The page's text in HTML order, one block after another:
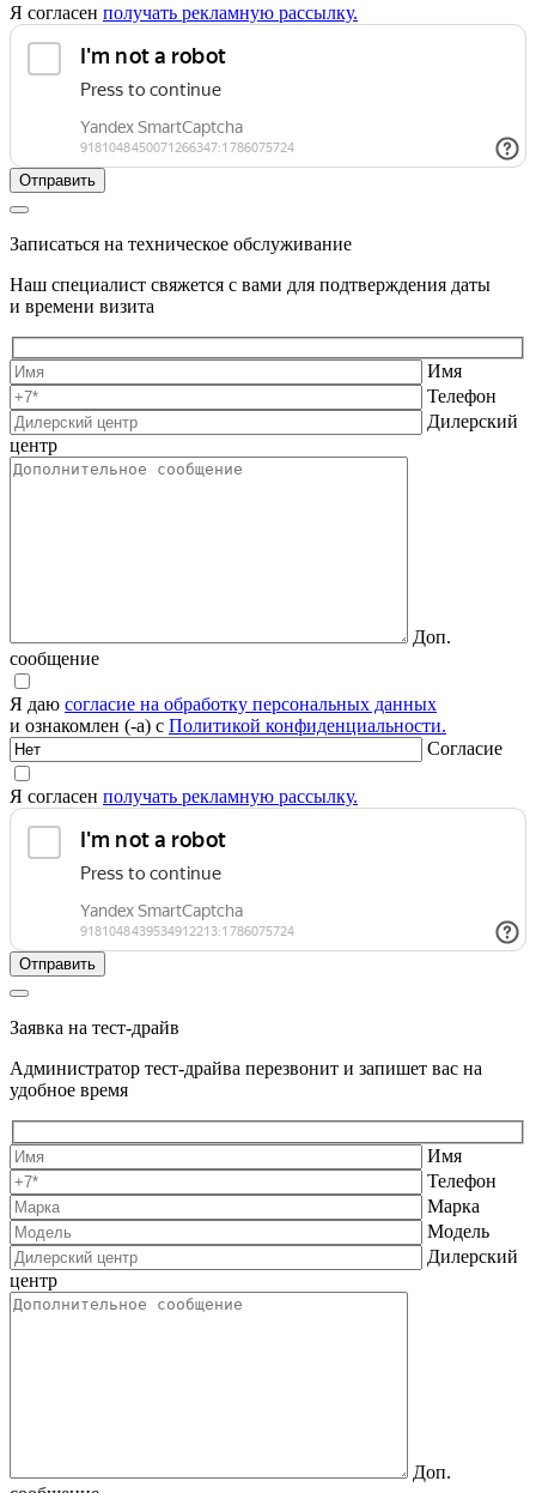
Я согласен получать рекламную рассылку.
Записаться на техническое обслуживание
Наш специалист свяжется с вами для подтверждения даты
и времени визита
Имя
Телефон
Дилерский
центр
Доп.
сообщение
Я даю согласие на обработку персональных данных
и ознакомлен (-а) с Политикой конфиденциальности.
Согласие
Я согласен получать рекламную рассылку.
Заявка на тест-драйв
Администратор тест-драйва перезвонит и запишет вас на
удобное время
Имя
Телефон
Марка
Модель
Дилерский
центр
Доп.